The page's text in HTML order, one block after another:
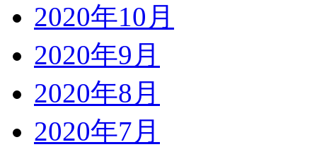
2020年10月
2020年9月
2020年8月
2020年7月